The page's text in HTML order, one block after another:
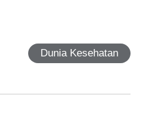
Dunia Kesehatan